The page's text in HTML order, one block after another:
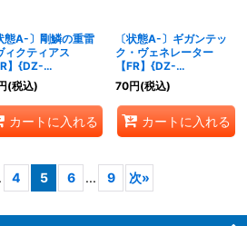
態A-〕剛鱗の重雷
ィクティアス
】{DZ-
FR02}《ドラゴン
パイア》
(税込)
カートに入れる
〔状態A-〕ギガンテッ
ク・ヴェネレーター
【FR】{DZ-
BT13/FR29}《ケテルサ
ンクチュアリ》
70円(税込)
カートに入れる
4 5 6 ... 9 次»